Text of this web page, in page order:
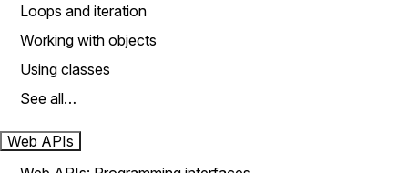
Loops and iteration
Working with objects
Using classes
See all…
Web APIs